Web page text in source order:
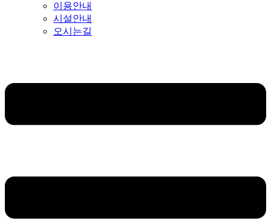
이용안내
시설안내
오시는길